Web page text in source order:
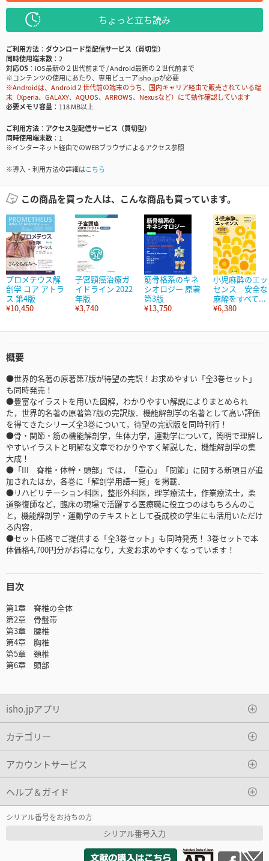
ちょっと立ち読み
ご利用方法
ダウンロード型配信サービス（買切型）
同時使用端末数
2
対応OS
iOS最新の２世代前まで / Android最新の２世代前まで
※コンテンツの使用にあたり、専用ビューアisho.jpが必要
※Androidは、Android２世代前の端末のうち、国内キャリア経由で販売されている端
末（Xperia、GALAXY、AQUOS、ARROWS、Nexusなど）にて動作確認しています
必要メモリ容量
118 MB以上
ご利用方法
アクセス型配信サービス（買切型）
同時使用端末数
1
※インターネット経由でのWEBブラウザによるアクセス参照
※導入・利用方法の詳細はこちら
この商品を買った人は、こんな商品も買っています。
プロメテウス解
剖学 コア アトラ
ス 第4版
¥10,450
子宮頸癌治療ガ
イドライン 2022
年版
¥3,740
筋骨格系のキネ
シオロジー 原著
第3版
¥13,750
小児麻酔のエッ
センス 安全な
麻酔をすべて...
¥6,380
概要
●世界的名著の原著第7版が待望の完訳！お求めやすい「全3巻セット」
も同時発売！
●豊富なイラストを用いた図解，わかりやすい解説によりまとめられ
た，世界的名著の原著第7版の完訳版．機能解剖学の名著として高い評価
を得てきたシリーズ全3巻について，待望の完訳版を同時刊行！
●骨・関節・筋の機能解剖学，生体力学，運動学について，簡明で理解し
やすいイラストと明解な文章でわかりやすく解説した，機能解剖学の集
大成！
●「III 脊椎・体幹・頭部」では，「重心」「関節」に関する新項目が追
加されたほか，各巻に「解剖学用語一覧」を掲載．
●リハビリテーション科医，整形外科医，理学療法士，作業療法士，柔
道整復師など，臨床の現場で活躍する医療職に役立つのはもちろんのこ
と，機能解剖学・運動学のテキストとして養成校の学生にも活用いただけ
る内容．
●セット価格でご提供する「全3巻セット」も同時発売！ 3巻セットで本
体価格4,700円分がお得になり，大変お求めやすくなっています！
目次
第1章 脊椎の全体
第2章 骨盤帯
第3章 腰椎
第4章 胸椎
第5章 頚椎
第6章 頭部
isho.jpアプリ
カテゴリー
アカウントサービス
ヘルプ＆ガイド
シリアル番号をお持ちの方
シリアル番号入力